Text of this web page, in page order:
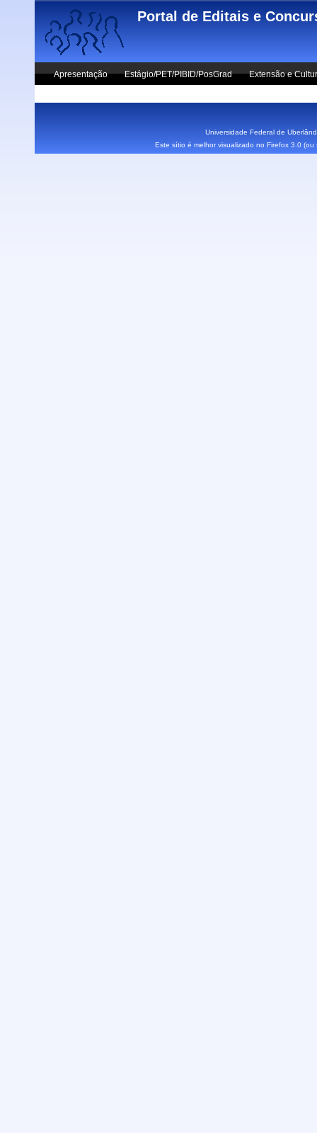
Skip to main content
Portal de Editais e
Apresentação Estágio/PET/PIBID/PosGrad Extensão e
Universidade Federal de
Este sítio é melhor visualizado no Firefox 3.0